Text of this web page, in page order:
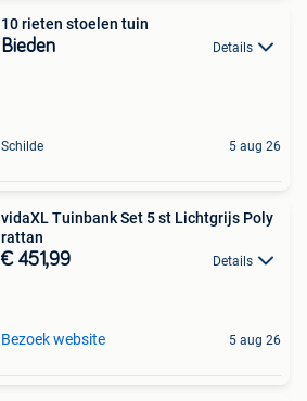
10 rieten stoelen tuin
Bieden Details
Schilde 5 aug 26
vidaXL Tuinbank Set 5 st Lichtgrijs Poly
rattan
€ 451,99 Details
Bezoek website 5 aug 26